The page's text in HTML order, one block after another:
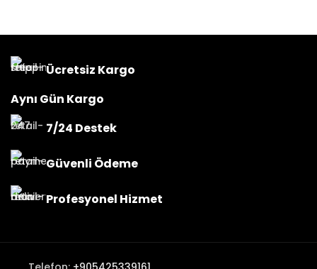
Ücretsiz Kargo
Aynı Gün Kargo
7/24 Destek
Güvenli Ödeme
Profesyonel Hizmet